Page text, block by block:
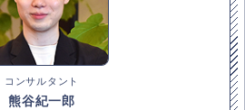
コンサルタント
熊谷紀一郎